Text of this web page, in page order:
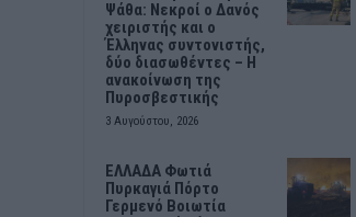
Ψάθα: Νεκροί ο Δανός
χειριστής και ο
Έλληνας συντονιστής,
δύο διασωθέντες – Η
ανακοίνωση της
Πυροσβεστικής
3 Αυγούστου, 2026
ΕΛΛΑΔΑ Φωτιά
Πυρκαγιά Πόρτο
Γερμενό Βοιωτία